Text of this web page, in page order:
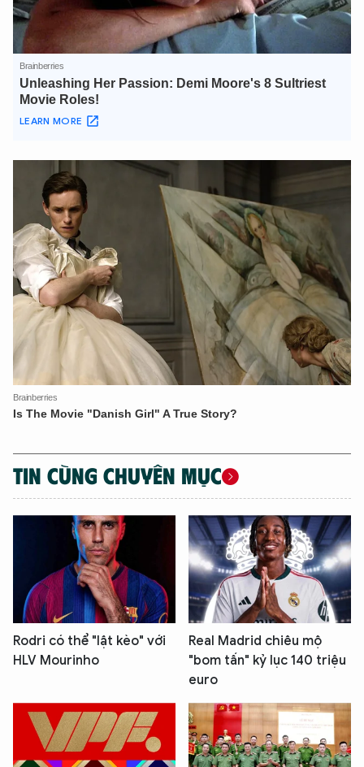
TIN CÙNG CHUYÊN MỤC
Rodri có thể "lật kèo" với
HLV Mourinho
Real Madrid chiêu mộ
"bom tấn" kỷ lục 140 triệu
euro